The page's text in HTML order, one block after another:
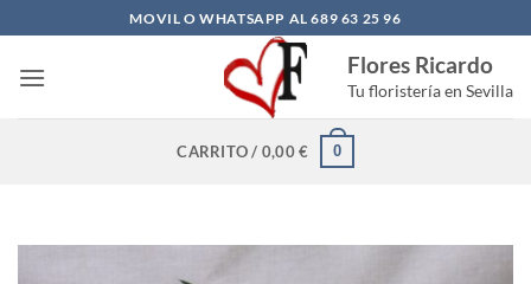
al
contenido
MOVIL O WHATSAPP AL 689 63 25 96
Flores Ricardo
Tu floristería en Sevilla
CARRITO / 0,00€ 0